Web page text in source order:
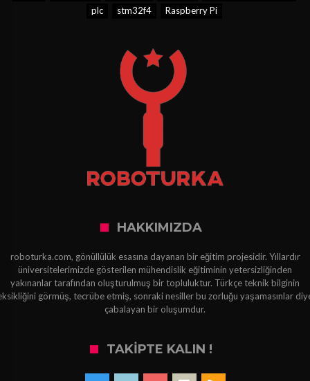
plc
stm32f4 Raspberry Pi
HAKKIMIZDA
roboturka.com, gönüllülük esasına dayanan bir eğitim projesidir. Yıllardır
üniversitelerimizde gösterilen mühendislik eğitiminin yetersizliğinden
yakınanlar tarafından oluşturulmuş bir topluluktur. Türkçe teknik bilginin
görmüş, tecrübe etmiş, sonraki nesiller bu zorluğu yaşamasınlar
çabalayan bir oluşumdur.
TAKIPTE KALIN !